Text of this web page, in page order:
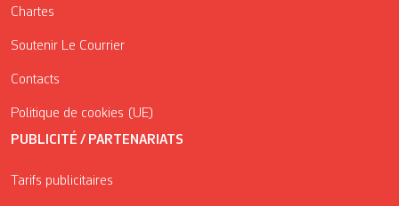
Chartes
Soutenir Le Courrier
Contacts
Politique de cookies (UE)
PUBLICITÉ / PARTENARIATS
Tarifs publicitaires